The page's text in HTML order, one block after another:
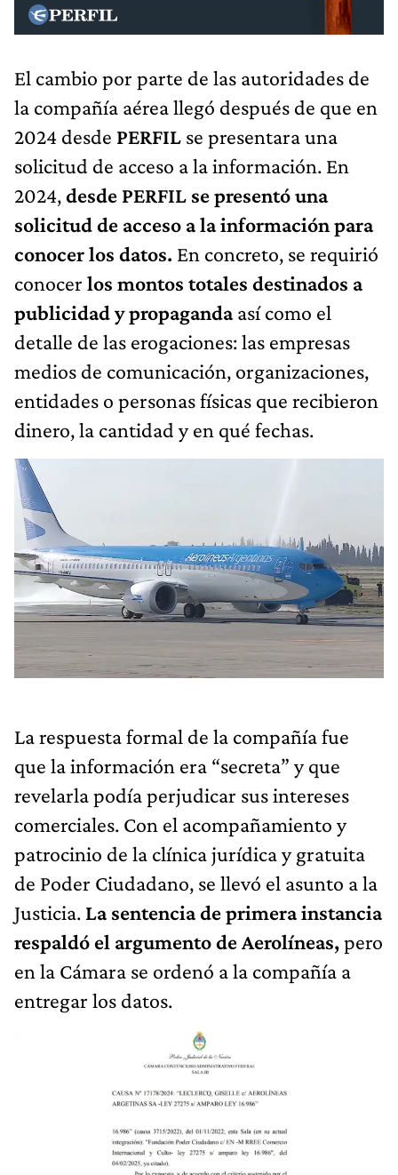
El cambio por parte de las autoridades de
la compañía aérea llegó después de que en
2024 desde PERFIL se presentara una
solicitud de acceso a la información. En
2024,desde PERFIL se presentó una
solicitud de acceso a la información para
conocer los datos. En concreto, se requirió
conocer los montos totales destinados a
publicidad y propagandaasí como el
detalle de las erogaciones: las empresas
medios de comunicación, organizaciones,
entidades o personas físicas que recibieron
dinero, la cantidad y en qué fechas.
La respuesta formal de la compañía fue
que la información era “secreta” y que
revelarla podía perjudicar sus intereses
comerciales. Con el acompañamiento y
patrocinio de la clínica jurídica y gratuita
de Poder Ciudadano, se llevó el asunto a la
Justicia. La sentencia de primera instancia
respaldó el argumento de Aerolíneas,pero
en la Cámara se ordenó a la compañía a
entregar los datos.